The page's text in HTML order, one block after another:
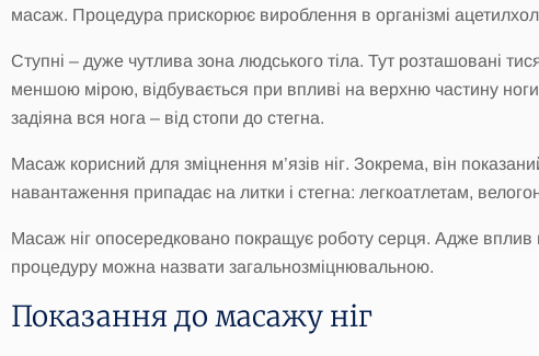
масаж. Процедура прискорює вироблення в організмі
Ступні – дуже чутлива зона людського тіла. Тут розташовані
меншою мірою, відбувається при впливі на верхню частину
задіяна вся нога – від стопи до стегна.
Масаж корисний для зміцнення м’язів ніг. Зокрема, він
навантаження припадає на литки і стегна: легкоатлетам,
Масаж ніг опосередковано покращує роботу серця. Адже вплив
процедуру можна назвати загальнозміцнювальною.
Показання до масажу ніг